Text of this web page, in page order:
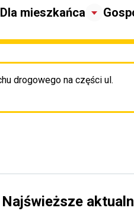
Dla mieszkańca
drogowego na części ul.
Przejdź do
Najświeższe